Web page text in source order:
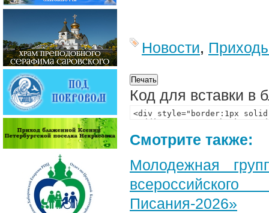
Новости,
Код для вставки в
Смотрите также:
Молодежная
Писания-2026»